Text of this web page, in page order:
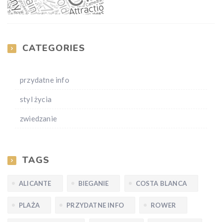
CATEGORIES
przydatne info
styl życia
zwiedzanie
TAGS
ALICANTE BIEGANIE COSTA BLANCA
PLAŻA PRZYDATNE INFO ROWER